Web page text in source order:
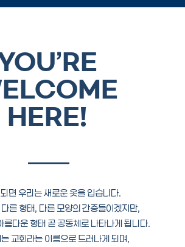
HERE!
면 우리는 새로운 옷을 입습니다.
른 형태, 다른 모양의 간증들이겠지만,
름다운 형태 곧 공동체로 나타나게 됩니다.
교회라는 이름으로 드러나게 되며,